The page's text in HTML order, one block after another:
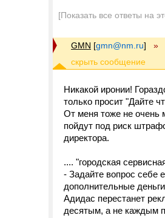
[Показать все ответы на
GMN [gmn@nm.ru] »
Никакой иронии!
только просит "Дайте
От меня тоже не очень
пойдут под риск
директора.
.... "городская
- Задайте вопрос себе
дополнительные
Адидас перестанет
десятым, а не каждым